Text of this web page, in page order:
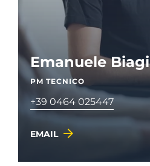
Emanuele Biagi
PM TECNICO
+39 0464 025447
EMAIL